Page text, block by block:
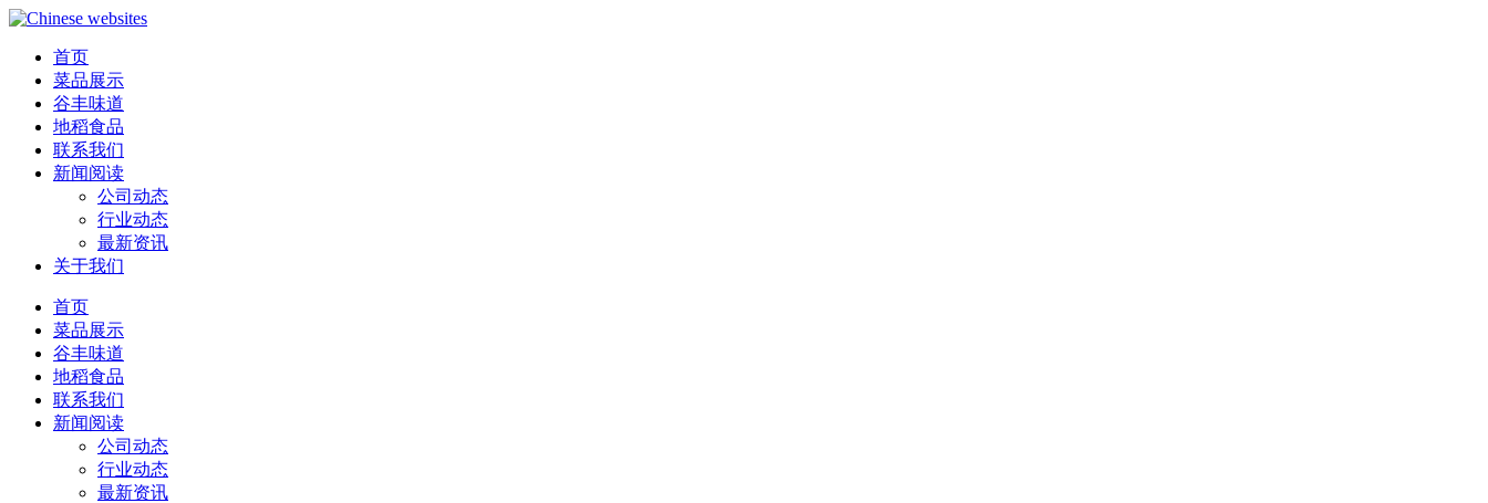
首页
菜品展示
谷丰味道
地稻食品
联系我们
新闻阅读
公司动态
行业动态
最新资讯
关于我们
首页
菜品展示
谷丰味道
地稻食品
联系我们
新闻阅读
公司动态
行业动态
最新资讯